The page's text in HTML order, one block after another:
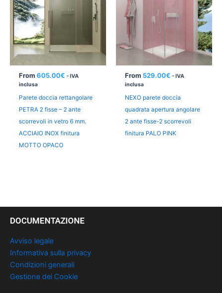
From 605.00€ - IVA
inclusa
Parete doccia rettangolare
PETRA 2 fisse – 2 ante
scorrevoli in vetro 6 mm.
ACCIAIO INOX finitura
MOTTO OPACO
From 529.00€ - IVA
inclusa
NEXO parete doccia
quadrata apertura angolare
2 ante fisse-2 scorrevoli
finitura PALO PINK
DOCUMENTAZIONE
Avviso legale
Informativa sulla privacy
Condizioni generali
Gestione dei Cookie